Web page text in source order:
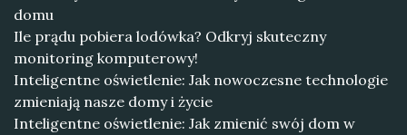
domu
Ile prądu pobiera lodówka? Odkryj skuteczny
monitoring komputerowy!
Inteligentne oświetlenie: Jak nowoczesne technologie
zmieniają nasze domy i życie
Inteligentne oświetlenie: Jak zmienić swój dom w